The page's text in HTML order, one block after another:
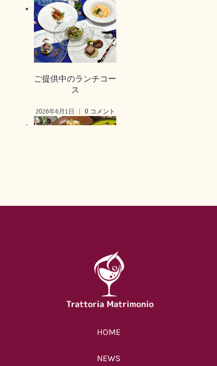
ご提供中のランチコー
ス
2026年6月1日 | 0 コメント
ス
定ランチコース
0 コメン
HOME
NEWS